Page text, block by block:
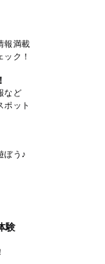
報満載
ク！
など
ポット
ぼう♪
験